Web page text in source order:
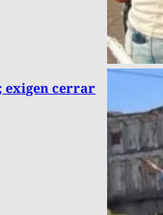
exigen cerrar